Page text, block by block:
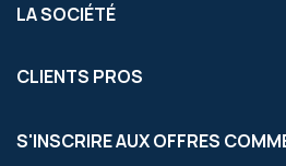
LA SOCIÉTÉ
CLIENTS PROS
S'INSCRIRE AUX OFFRES